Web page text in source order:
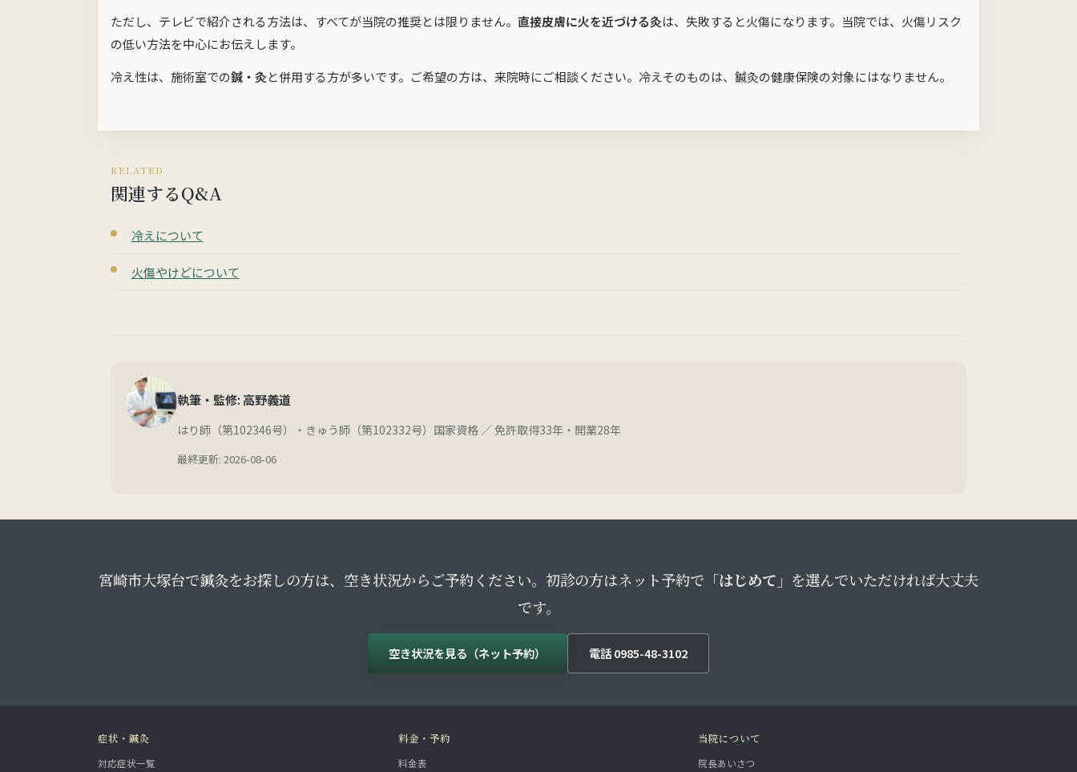
ただし、テレビで紹介される方法は、すべてが当院の推奨とは限りません。 直接皮膚に火を近づける灸は、失敗すると火傷になります。当院では、火傷リスク
の低い方法を中心にお伝えします。
冷え性は、施術室での鍼・灸と併用する方が多いです。ご希望の方は、来院時にご相談ください。冷えそのものは、鍼灸の健康保険の対象にはなりません。
RELATED
関連するQ&A
冷えについて
火傷やけどについて
執筆・監修: 高野義道
はり師（第102346号）・きゅう師（第102332号）国家資格 ／ 免許取得33年・開業28年
最終更新: 2026-08-06
宮崎市大塚台で鍼灸をお探しの方は、空き状況からご予約ください。初診の方はネット予約で 「はじめて」 を選んでいただければ大丈夫
です。
空き状況を見る（ネット予約） 電話 0985-48-3102
症状・鍼灸
対応症状一覧
料金・予約
料金表
当院について
院長あいさつ